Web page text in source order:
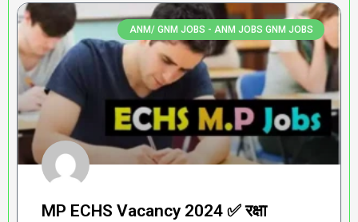
ANM/ GNM JOBS - ANM JOBS GNM JOBS
MP ECHS Vacancy 2024 ✅ रक्षा